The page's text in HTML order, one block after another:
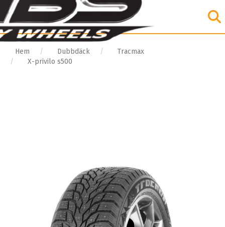
Hem Dubbdäck
Tracmax
X-privilo s500